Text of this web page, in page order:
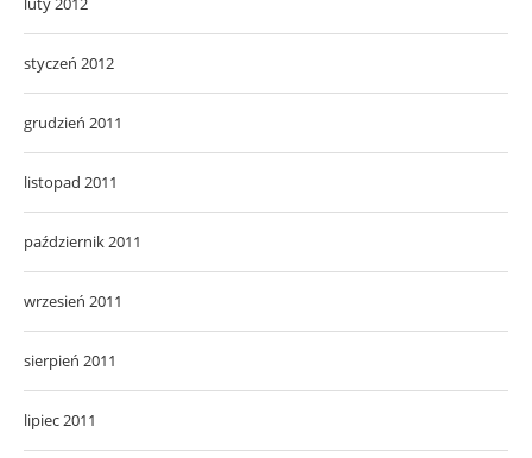
styczeń 2012
grudzień 2011
listopad 2011
październik 2011
wrzesień 2011
sierpień 2011
lipiec 2011